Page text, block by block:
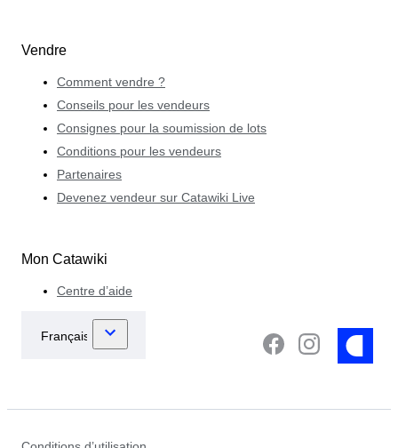
Vendre
Comment vendre ?
Conseils pour les vendeurs
Consignes pour la soumission de lots
Conditions pour les vendeurs
Partenaires
Devenez vendeur sur Catawiki Live
Mon Catawiki
Centre d’aide